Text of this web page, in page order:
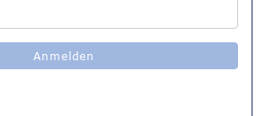
Anmelden